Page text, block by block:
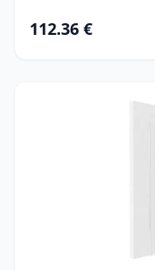
112.36 €